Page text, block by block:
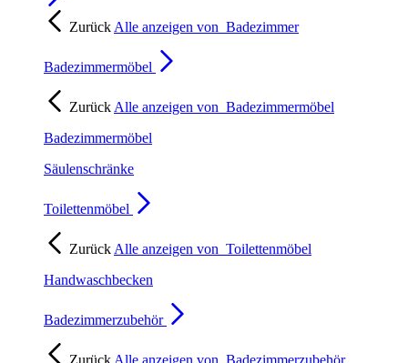
Zurück Alle anzeigen von Badezimmer
Badezimmermöbel
Zurück Alle anzeigen von Badezimmermöbel
Badezimmermöbel
Säulenschränke
Toilettenmöbel
Zurück Alle anzeigen von Toilettenmöbel
Handwaschbecken
Badezimmerzubehör
Zurück Alle anzeigen von Badezimmerzubehör